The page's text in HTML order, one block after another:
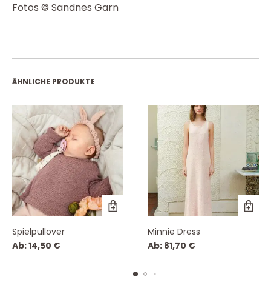
Fotos © Sandnes Garn
ÄHNLICHE PRODUKTE
Spielpullover
Ab:14,50 €
Minnie Dress
Ab: 81,70 €